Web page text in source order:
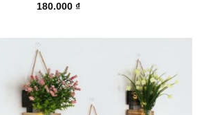
180.000 ₫